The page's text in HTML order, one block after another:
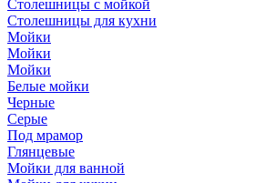
Столешницы с мойкой
Столешницы для кухни
Мойки
Мойки
Мойки
Белые мойки
Черные
Серые
Под мрамор
Глянцевые
Мойки для ванной